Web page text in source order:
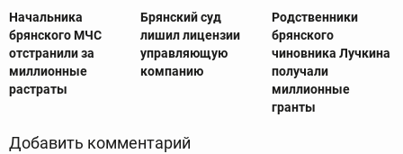
Начальника
брянского МЧС
отстранили за
миллионные
растраты
Брянский суд
лишил лицензии
управляющую
компанию
Родственники
брянского
чиновника Лучкина
получали
миллионные
гранты
Добавить комментарий